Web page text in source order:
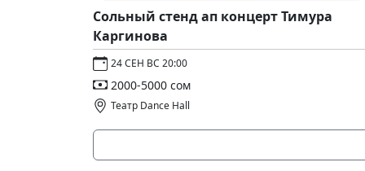
Сольный стенд ап концерт Тимура
Каргинова
24 СЕН ВС 20:00
2000-5000 сом
Театр Dance Hall